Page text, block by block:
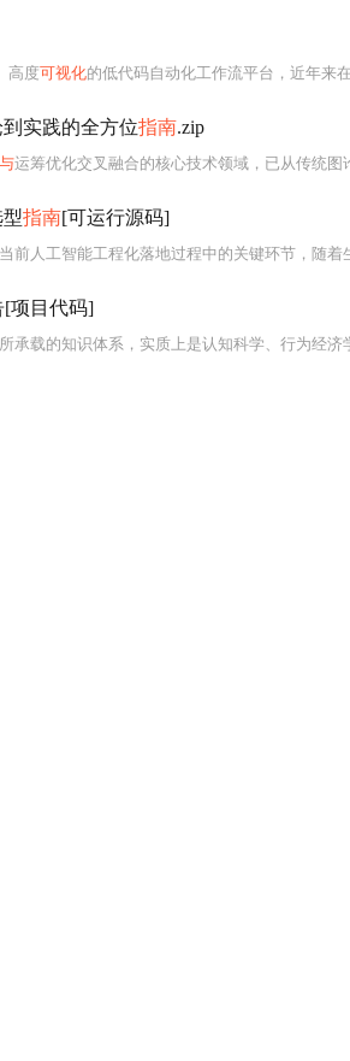
高度可视化的低代码自动化工作流平台，近年来
到实践的全方位指南.zip
与运筹优化交叉融合的核心技术领域，已从传统图论中的最短路
指南[可运行源码]
项目代码]
承载的知识体系，实质上是认知科学、行为经